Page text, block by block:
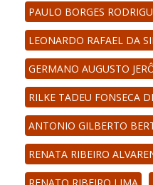
PAULO BORGES
LEONARDO RAFAEL DA
GERMANO AUGUSTO
RILKE TADEU FONSECA
ANTONIO GILBERTO
RENATA RIBEIRO